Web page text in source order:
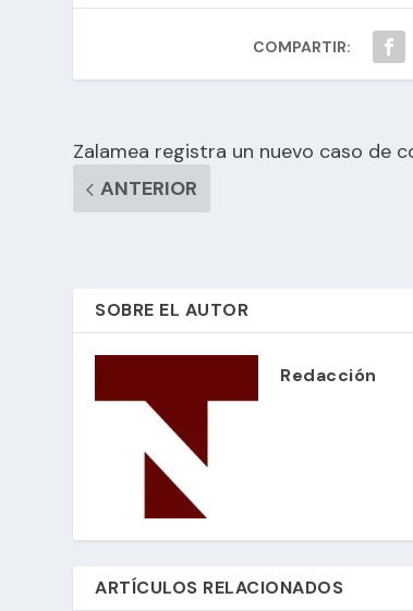
COMPARTIR:
Zalamea registra un nuevo caso de
ANTERIOR
SOBRE EL AUTOR
Redacción
ARTÍCULOS RELACIONADOS